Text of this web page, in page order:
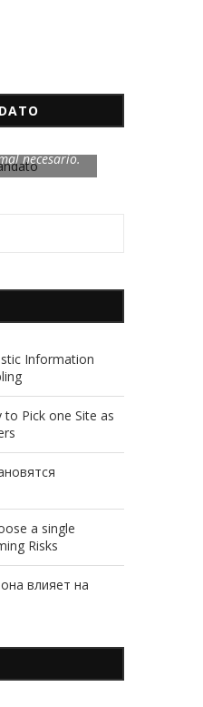
necesario.
Information
Pick one Site as
a single
Risks
влияет на